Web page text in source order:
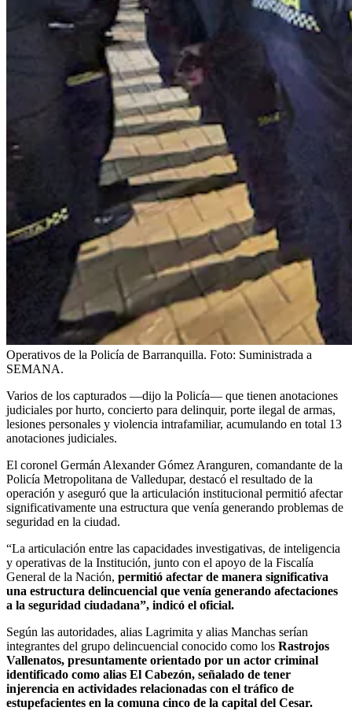
Operativos de la Policía de Barranquilla. Foto: Suministrada a
SEMANA.
Varios de los capturados —dijo la Policía— que tienen anotaciones
judiciales por hurto, concierto para delinquir, porte ilegal de armas,
lesiones personales y violencia intrafamiliar, acumulando en total 13
anotaciones judiciales.
El coronel Germán Alexander Gómez Aranguren, comandante de la
Policía Metropolitana de Valledupar, destacó el resultado de la
operación y aseguró que la articulación institucional permitió afectar
significativamente una estructura que venía generando problemas de
seguridad en la ciudad.
“La articulación entre las capacidades investigativas, de inteligencia
y operativas de la Institución, junto con el apoyo de la Fiscalía
General de la Nación, permitió afectar de manera significativa
una estructura delincuencial que venía generando afectaciones
a la seguridad ciudadana”, indicó el oficial.
Según las autoridades, alias Lagrimita y alias Manchas serían
integrantes del grupo delincuencial conocido como los Rastrojos
Vallenatos, presuntamente orientado por un actor criminal
identificado como alias El Cabezón, señalado de tener
injerencia en actividades relacionadas con el tráfico de
estupefacientes en la comuna cinco de la capital del Cesar.